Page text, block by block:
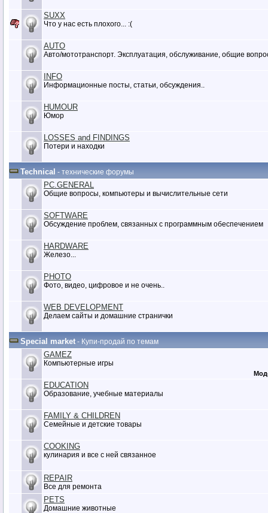
SUXX
Что у нас есть плохого... :(
AUTO
Авто/мототранспорт. Эксплуатация, обслуживание, общие
INFO
Информационные посты, статьи, обсуждения..
HUMOUR
Юмор
LOSSES and FINDINGS
Потери и находки
Technical - технические форумы
PC.GENERAL
Общие вопросы, компьютеры и вычислительные сети
SOFTWARE
Обсуждение проблем, связанных с программным обеспечением
HARDWARE
Железо...
PHOTO
Фото, видео, цифровое и не очень..
WEB DEVELOPMENT
Делаем сайты и домашние странички
Special market- Купи-продай по темам
GAMEZ
Компьютерные игры
EDUCATION
Образование, учебные материалы
FAMILY & CHILDREN
Семейные и детские товары
COOKING
кулинария и все с ней связанное
REPAIR
Все для ремонта
PETS
Домашние животные